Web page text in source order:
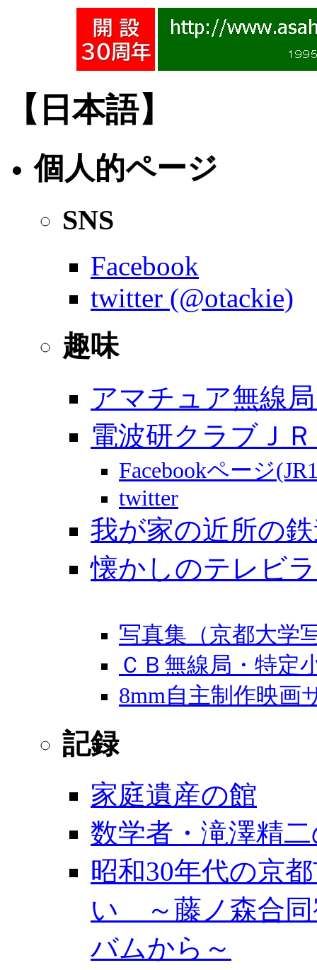
【日本語】
個人的ページ
SNS
Facebook
twitter (@otackie)
趣味
アマチュア無線
電波研クラブＪ
Facebookページ
twitter
我が家の近所の
懐かしのテレビ
写真集（京都大学
ＣＢ無線局・特定
8mm自主制作映画
記録
家庭遺産の館
数学者・滝澤精
昭和30年代の京
い ～藤ノ森合同
バムから～